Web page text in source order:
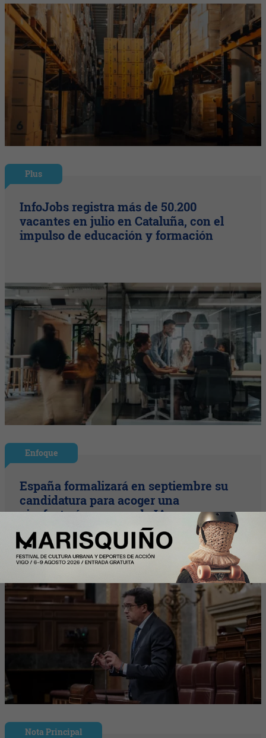
Plus
InfoJobs registra más de 50.200
vacantes en julio en Cataluña, con el
impulso de educación y formación
Enfoque
España formalizará en septiembre su
candidatura para acoger una
gigafactoría europea de IA
Nota Principal